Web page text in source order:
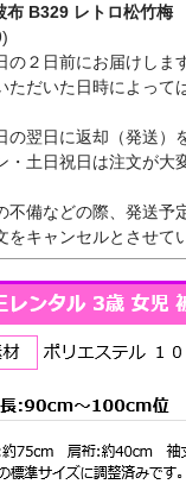
布 B329 レトロ松竹梅
２日前にお届けしま
ただいた日時によっ
翌日に返却（発送）
土日祝日は注文が大
備などの際、発送予
をキャンセルとさせて